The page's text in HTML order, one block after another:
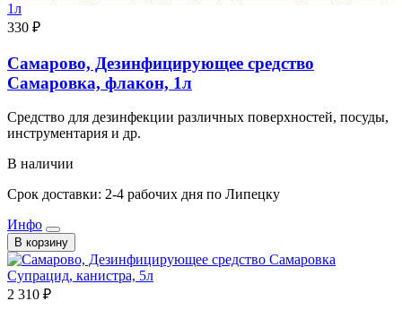
330 ₽
Самарово, Дезинфицирующее средство
Самаровка, флакон, 1л
Средство для дезинфекции различных поверхностей, посуды,
инструментария и др.
В наличии
Срок доставки: 2-4 рабочих дня по Липецку
Инфо
В корзину
2 310 ₽